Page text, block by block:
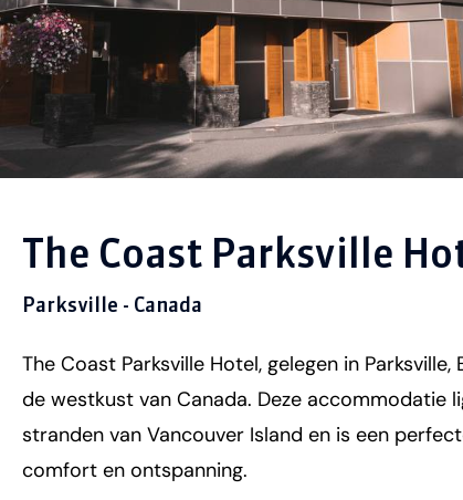
The Coast Parksville
Parksville - Canada
The Coast Parksville Hotel, gelegen in
de westkust van Canada. Deze accommodatie
stranden van Vancouver Island en is een
comfort en ontspanning.